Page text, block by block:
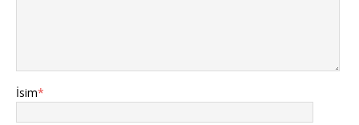
İsim*